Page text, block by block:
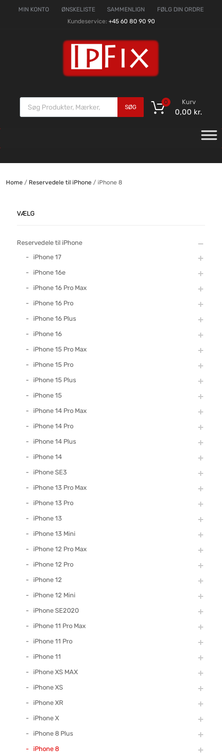
MIN KONTO ØNSKELISTE SAMMENLIGN
FØLG DIN ORDRE
Kundeservice: +45 60 80 90 90
SØG
Kurv
0,00 kr.
0
Home/ Reservedele til iPhone/ iPhone 8
VÆLG
Reservedele til iPhone
iPhone 17
iPhone 16e
iPhone 16 Pro Max
iPhone 16 Pro
iPhone 16 Plus
iPhone 16
iPhone 15 Pro Max
iPhone 15 Pro
iPhone 15 Plus
iPhone 15
iPhone 14 Pro Max
iPhone 14 Pro
iPhone 14 Plus
iPhone 14
iPhone SE3
iPhone 13 Pro Max
iPhone 13 Pro
iPhone 13
iPhone 13 Mini
iPhone 12 Pro Max
iPhone 12 Pro
iPhone 12
iPhone 12 Mini
iPhone SE2020
iPhone 11 Pro Max
iPhone 11 Pro
iPhone 11
iPhone XS MAX
iPhone XS
iPhone XR
iPhone X
iPhone 8 Plus
iPhone 8